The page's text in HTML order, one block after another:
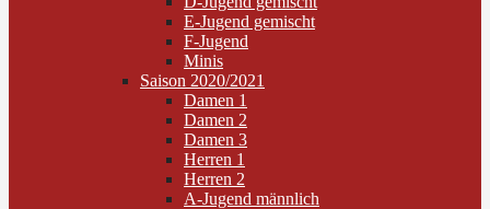
E-Jugend gemischt
F-Jugend
Minis
Saison 2020/2021
Damen 1
Damen 2
Damen 3
Herren 1
Herren 2
A-Jugend männlich